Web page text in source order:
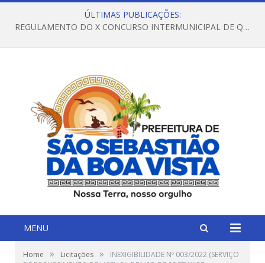
ÚLTIMAS PUBLICAÇÕES:
REGULAMENTO DO X CONCURSO INTERMUNICIPAL DE QUADRILHAS JUNINAS – 2026 – ARRAIÁ DA VENEZA
MENU
Home » Licitações »
INEXIGIBILIDADE Nº 003/2022 (SERVIÇO